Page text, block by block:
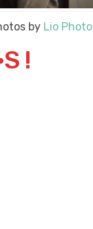
by Lio
!